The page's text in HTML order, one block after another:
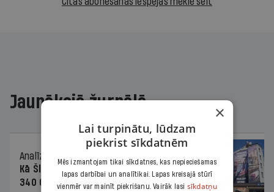
Jaunākajā žurnālā
Analīze
Kā Šlesera partija palika nesodīta par
340 000 vērtu reklāmas kampaņu
×
Lai turpinātu, lūdzam
piekrist sīkdatnēm
Mēs izmantojam tikai sīkdatnes, kas nepieciešamas
lapas darbībai un analītikai. Lapas kreisajā stūrī
vienmēr var mainīt piekrišanu. Vairāk lasi sīkdatņu